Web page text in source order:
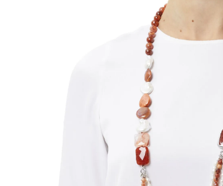
298,00
Ketting geregen en gebonden in
driestrengs voorkant in Vuuragaat,
Bevat voorgevormde elementen in
legering. Gemaakt
Uitverkocht